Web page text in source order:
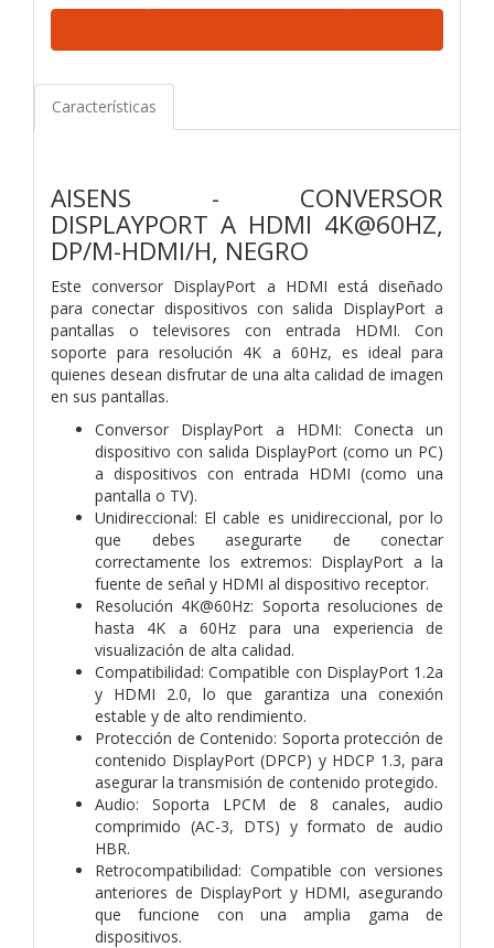
Características
AISENS - CONVERSOR
DISPLAYPORT A HDMI 4K@60HZ,
DP/M-HDMI/H, NEGRO
Este conversor DisplayPort a HDMI está diseñado
para conectar dispositivos con salida DisplayPort a
pantallas o televisores con entrada HDMI. Con
soporte para resolución 4K a 60Hz, es ideal para
quienes desean disfrutar de una alta calidad de imagen
en sus pantallas.
Conversor DisplayPort a HDMI: Conecta un
dispositivo con salida DisplayPort (como un PC)
a dispositivos con entrada HDMI (como una
pantalla o TV).
Unidireccional: El cable es unidireccional, por lo
que debes asegurarte de conectar
correctamente los extremos: DisplayPort a la
fuente de señal y HDMI al dispositivo receptor.
Resolución 4K@60Hz: Soporta resoluciones de
hasta 4K a 60Hz para una experiencia de
visualización de alta calidad.
Compatibilidad: Compatible con DisplayPort 1.2a
y HDMI 2.0, lo que garantiza una conexión
estable y de alto rendimiento.
Protección de Contenido: Soporta protección de
contenido DisplayPort (DPCP) y HDCP 1.3, para
asegurar la transmisión de contenido protegido.
Audio: Soporta LPCM de 8 canales, audio
comprimido (AC-3, DTS) y formato de audio
HBR.
Retrocompatibilidad: Compatible con versiones
anteriores de DisplayPort y HDMI, asegurando
que funcione con una amplia gama de
dispositivos.